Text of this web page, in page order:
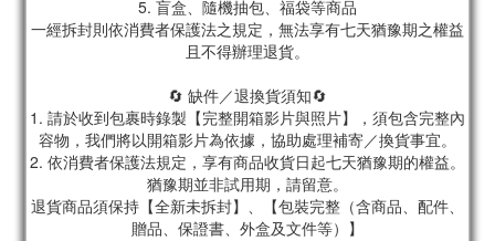
5. 盲盒、隨機抽包、福袋等商品
一經拆封則依消費者保護法之規定，無法享有七天猶豫期之權益
且不得辦理退貨。
🔄 缺件／退換貨須知🔄
1. 請於收到包裹時錄製【完整開箱影片與照片】，須包含完整內
容物，我們將以開箱影片為依據，協助處理補寄／換貨事宜。
2. 依消費者保護法規定，享有商品收貨日起七天猶豫期的權益。
猶豫期並非試用期，請留意。
退貨商品須保持【全新未拆封】、【包裝完整（含商品、配件、
贈品、保證書、外盒及文件等）】